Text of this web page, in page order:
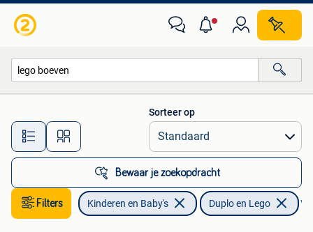
Alle afstanden…
Sorteer op
Bewaar je zoekopdracht
Filters Kinderen en Baby's Duplo en Lego